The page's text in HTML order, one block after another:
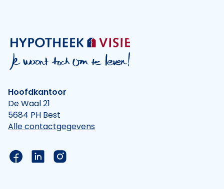
Hoofdkantoor
De Waal 21
5684 PH Best
Alle contactgegevens
Link naar de Facebook pagina van Hypotheek
Link naar de LinkedIn pagina van
Link naar de Instagram pagina van